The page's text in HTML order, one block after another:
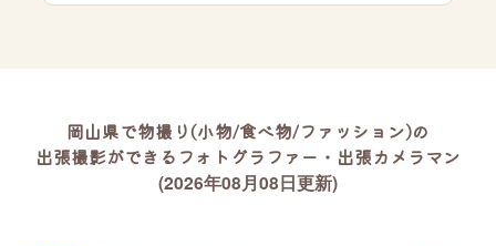
岡山県で物撮り(小物/食べ物/ファッション)の
出張撮影ができるフォトグラファー・出張カメラマン
(2026年08月08日更新)